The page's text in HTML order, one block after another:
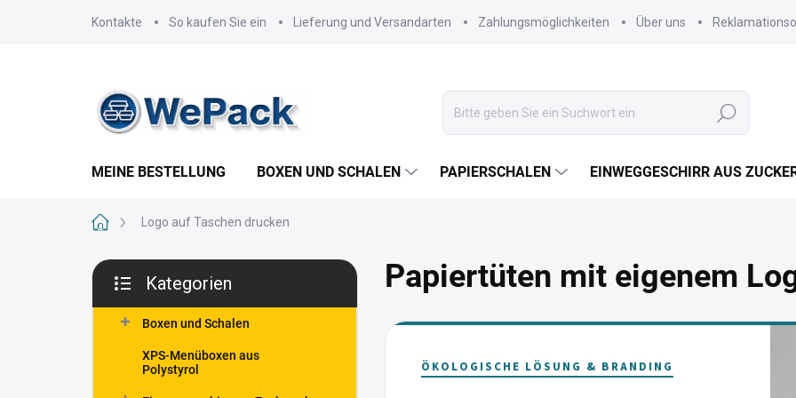
Kontakte So kaufen Sie ein Lieferung und Versandarten Zahlungsmöglichkeiten Über uns
Suchen
MEINE BESTELLUNG BOXEN UND SCHALEN PAPIERSCHALEN EINWEGGESCHIRR AUS
StartseiteLogo auf Taschen drucken
S
i
überspringen
Kategorien
Boxen und Schalen
XPS-Menüboxen aus
Polystyrol
Papiertüten mit eigenem
ÖKOLOGISCHE LÖSUNG & BRANDING